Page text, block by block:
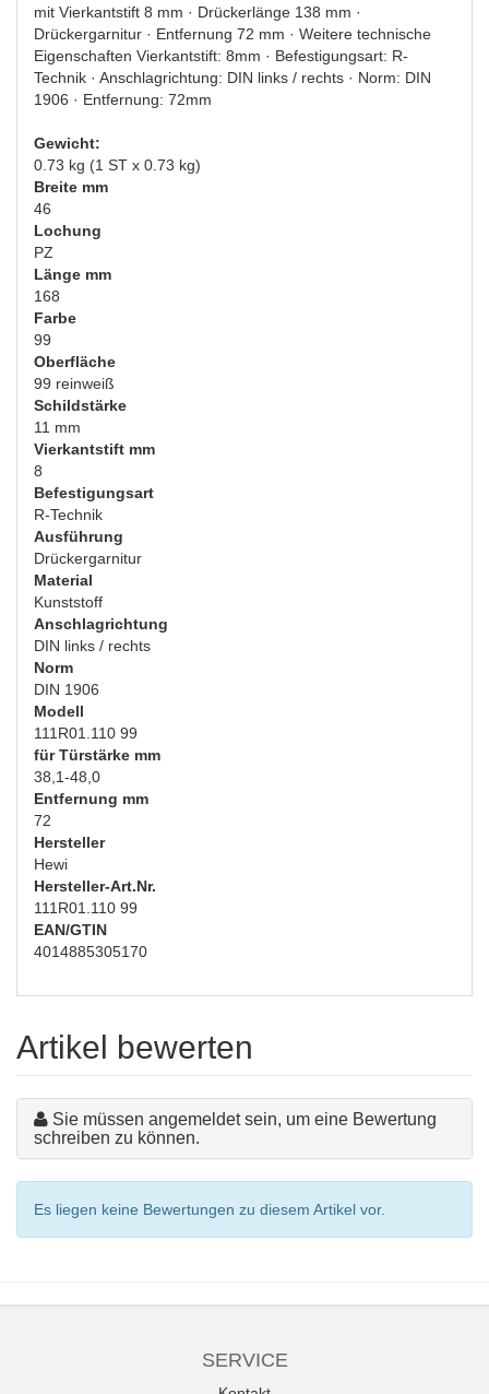
mit Vierkantstift 8 mm · Drückerlänge 138 mm ·
Drückergarnitur · Entfernung 72 mm · Weitere technische
Eigenschaften Vierkantstift: 8mm · Befestigungsart: R-
Technik · Anschlagrichtung: DIN links / rechts · Norm: DIN
1906 · Entfernung: 72mm
Gewicht:
0.73 kg (1 ST x 0.73 kg)
Breite mm
46
Lochung
PZ
Länge mm
168
Farbe
99
Oberfläche
99 reinweiß
Schildstärke
11 mm
Vierkantstift mm
8
Befestigungsart
R-Technik
Ausführung
Drückergarnitur
Material
Kunststoff
Anschlagrichtung
DIN links / rechts
Norm
DIN 1906
Modell
111R01.110 99
für Türstärke mm
38,1-48,0
Entfernung mm
72
Hersteller
Hewi
Hersteller-Art.Nr.
111R01.110 99
EAN/GTIN
4014885305170
Artikel bewerten
Sie müssen angemeldet sein, um eine Bewertung
schreiben zu können.
Es liegen keine Bewertungen zu diesem Artikel vor.
SERVICE